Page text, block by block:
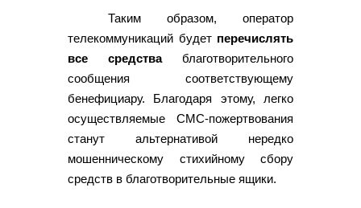
Таким образом, оператор
телекоммуникаций будет перечислять
все средстваблаготворительного
сообщения соответствующему
бенефициару. Благодаря этому, легко
осуществляемые СМС-пожертвования
станут альтернативой нередко
мошенническому стихийному сбору
средств в благотворительные ящики.